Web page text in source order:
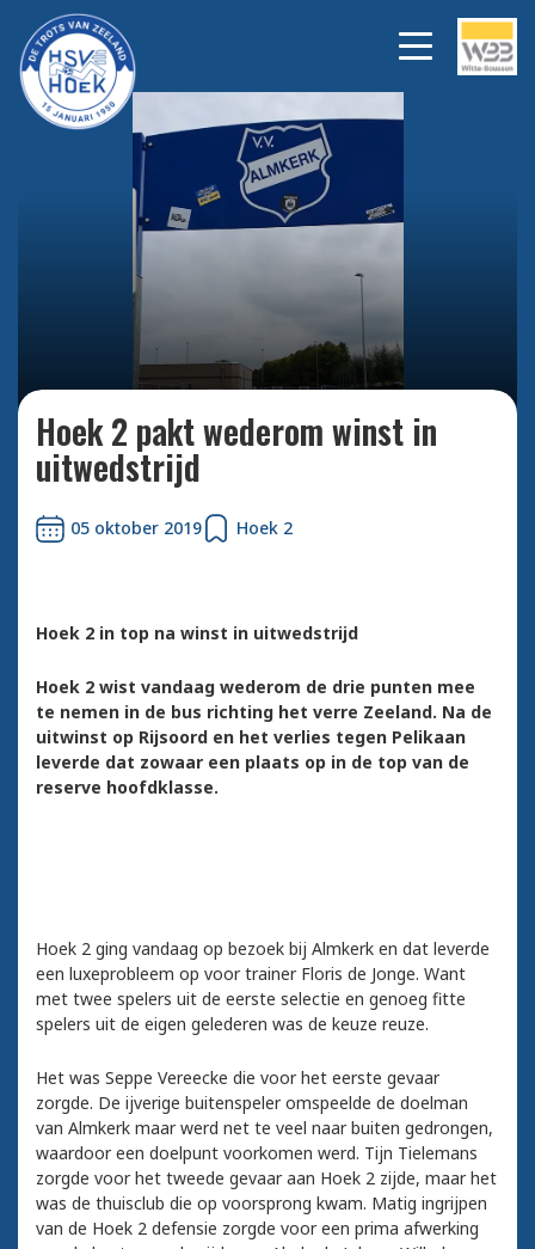
Bekijk alle foto's
Hoek 2 pakt wederom winst in
uitwedstrijd
05 oktober 2019 Hoek 2
Hoek 2 in top na winst in uitwedstrijd
Hoek 2 wist vandaag wederom de drie punten mee
te nemen in de bus richting het verre Zeeland. Na de
uitwinst op Rijsoord en het verlies tegen Pelikaan
leverde dat zowaar een plaats op in de top van de
reserve hoofdklasse.
Hoek 2 ging vandaag op bezoek bij Almkerk en dat leverde
een luxeprobleem op voor trainer Floris de Jonge. Want
met twee spelers uit de eerste selectie en genoeg fitte
spelers uit de eigen gelederen was de keuze reuze.
Het was Seppe Vereecke die voor het eerste gevaar
zorgde. De ijverige buitenspeler omspeelde de doelman
van Almkerk maar werd net te veel naar buiten gedrongen,
waardoor een doelpunt voorkomen werd. Tijn Tielemans
zorgde voor het tweede gevaar aan Hoek 2 zijde, maar het
was de thuisclub die op voorsprong kwam. Matig ingrijpen
van de Hoek 2 defensie zorgde voor een prima afwerking